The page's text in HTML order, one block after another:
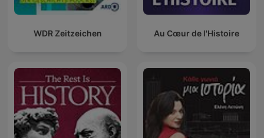
WDR Zeitzeichen Au Cœur de l'Histoire